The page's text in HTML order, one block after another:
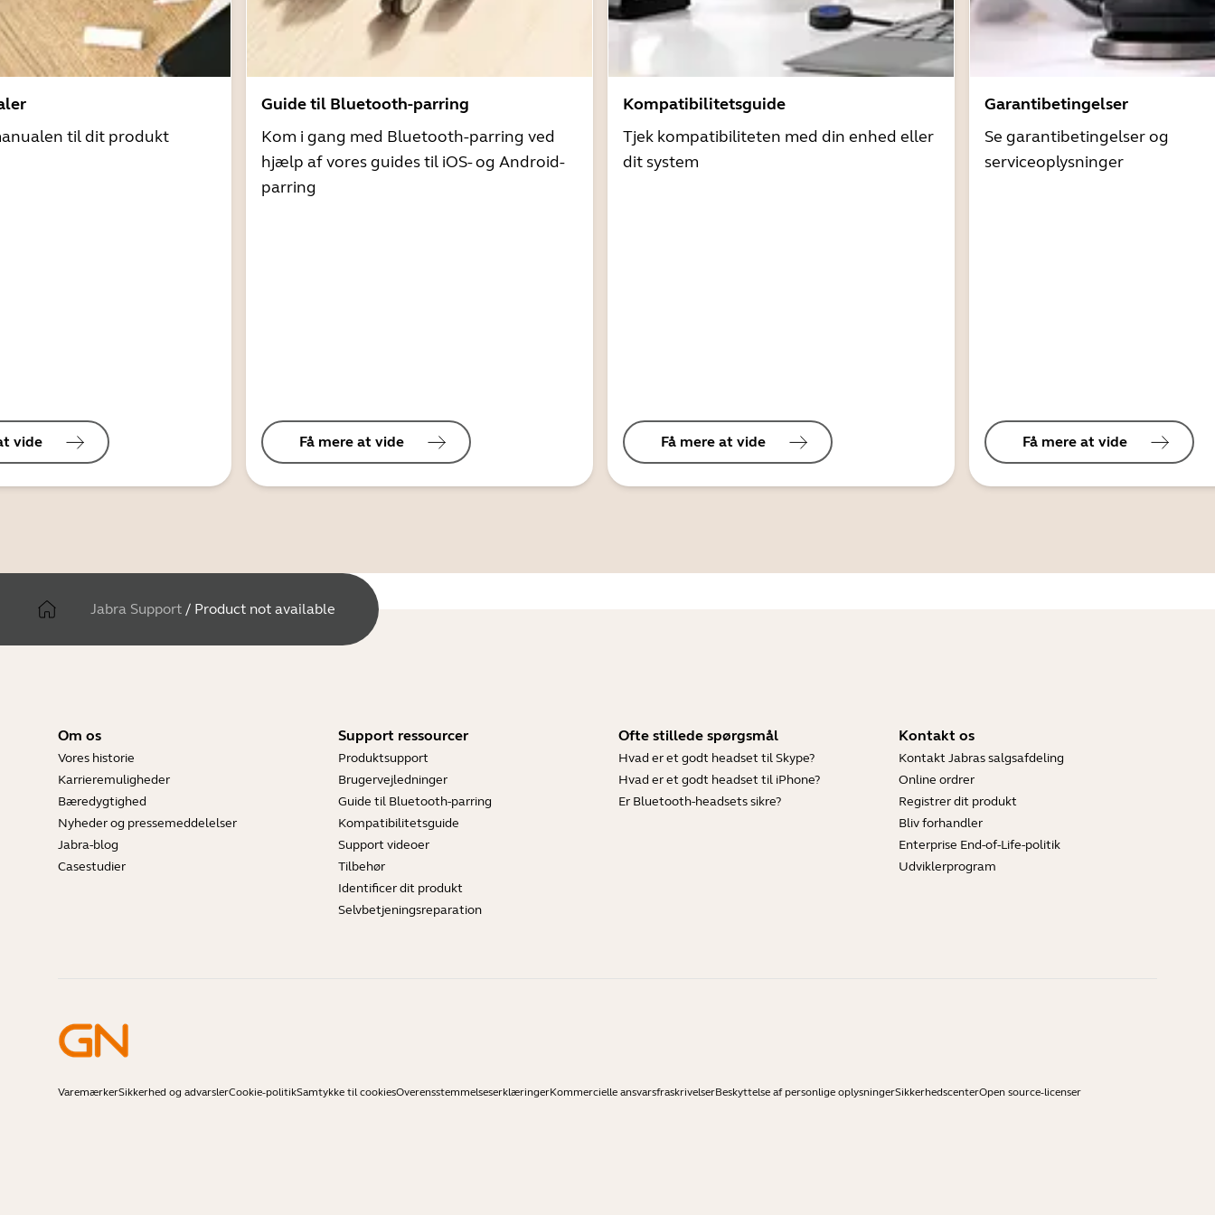
til dit produkt
vide
Guide til Bluetooth-parring
Kom i gang med Bluetooth-parring ved
hjælp af vores guides til iOS- og Android-
parring
Få mere at vide
Kompatibilitetsguide
Tjek kompatibiliteten med din enhed eller
dit system
Få mere at vide
Garantibetingelser
Se garantibetingelser og
serviceoplysninger
Få mere at vide
Jabra Support / Product not available
Om os
Vores historie
Karrieremuligheder
Bæredygtighed
Nyheder og pressemeddelelser
Jabra-blog
Casestudier
Support ressourcer
Produktsupport
Brugervejledninger
Guide til Bluetooth-parring
Kompatibilitetsguide
Support videoer
Tilbehør
Identificer dit produkt
Selvbetjeningsreparation
Ofte stillede spørgsmål
Hvad er et godt headset til Skype?
Hvad er et godt headset til iPhone?
Er Bluetooth-headsets sikre?
Kontakt os
Kontakt Jabras salgsafdeling
Online ordrer
Registrer dit produkt
Bliv forhandler
Enterprise End-of-Life-politik
Udviklerprogram
VaremærkerSikkerhed og advarslerCookie-politikSamtykke til cookiesOverensstemmelseserklæringerKommercielle ansvarsfraskrivelserBeskyttelse af personlige oplysningerSikkerhedscenterOpen source-licenser